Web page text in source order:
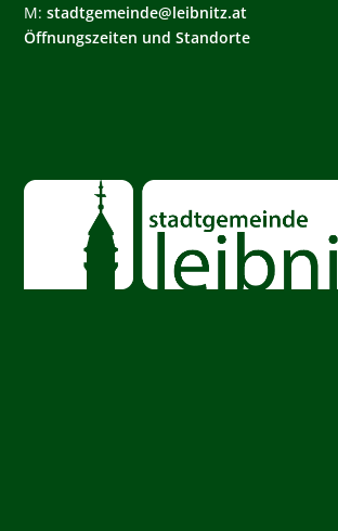
M:stadtgemeinde@leibnitz.at
Öffnungszeiten und Standorte